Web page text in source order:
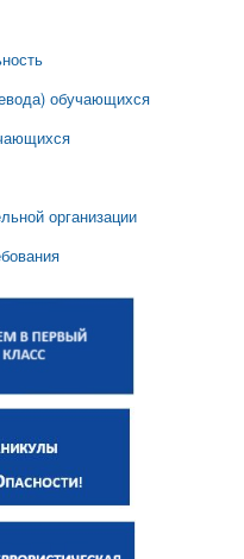
обучающихся
организации